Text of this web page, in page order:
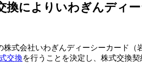
換によりいわぎんディ
株式会社いわぎんディーシーカード
交換を行うことを決定し、株式交換契